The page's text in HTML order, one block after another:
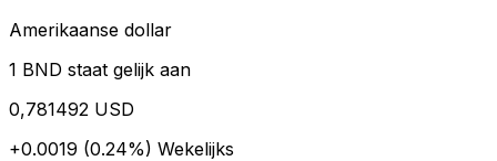
Amerikaanse dollar
1 BND staat gelijk aan
0,781492 USD
+0.0019 (0.24%) Wekelijks